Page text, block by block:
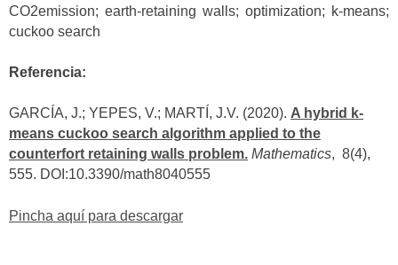
CO2emission; earth-retaining walls; optimization; k-means;
cuckoo search
Referencia:
GARCÍA, J.; YEPES, V.; MARTÍ, J.V. (2020). A hybrid k-
means cuckoo search algorithm applied to the
counterfort retaining walls problem. Mathematics, 8(4),
555. DOI:10.3390/math8040555
Pincha aquí para descargar